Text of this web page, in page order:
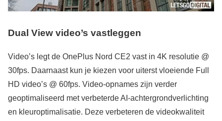
Dual View video’s vastleggen
Video’s legt de OnePlus Nord CE2 vast in 4K resolutie @
30fps. Daarnaast kun je kiezen voor uiterst vloeiende Full
HD video’s @ 60fps. Video-opnames zijn verder
geoptimaliseerd met verbeterde AI-achtergrondverlichting
en kleuroptimalisatie. Deze verbeteren de videokwaliteit